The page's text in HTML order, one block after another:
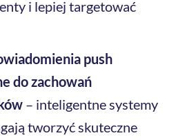
i lepiej targetować
push
do zachowań
– inteligentne systemy
tworzyć skuteczne